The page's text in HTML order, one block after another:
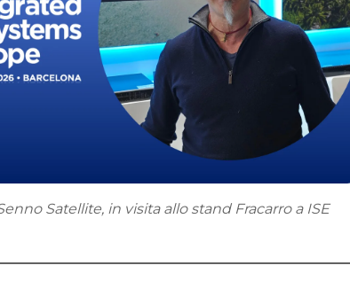
Satellite, in visita allo stand Fracarro a ISE